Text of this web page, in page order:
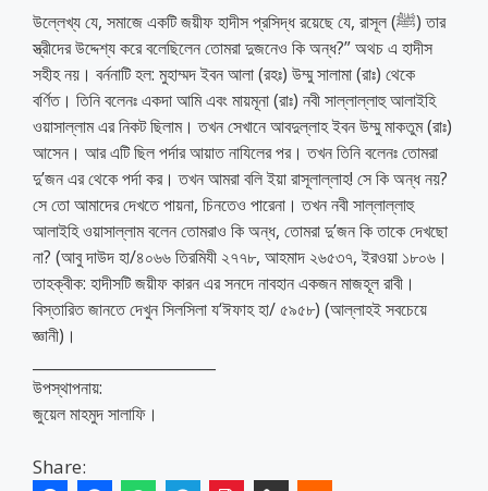
উল্লেখ্য যে, সমাজে একটি জয়ীফ হাদীস প্রসিদ্ধ রয়েছে যে, রাসূল (ﷺ) তার
স্ত্রীদের উদ্দেশ্য করে বলেছিলেন তোমরা দুজনেও কি অন্ধ?” অথচ এ হাদীস
সহীহ নয়। বর্ননাটি হল: মুহাম্মদ ইবন আলা (রহঃ) উম্মু সালামা (রাঃ) থেকে
বর্ণিত। তিনি বলেনঃ একদা আমি এবং মায়মূনা (রাঃ) নবী সাল্লাল্লাহু আলাইহি
ওয়াসাল্লাম এর নিকট ছিলাম। তখন সেখানে আবদুল্লাহ ইবন উম্মু মাকতুম (রাঃ)
আসেন। আর এটি ছিল পর্দার আয়াত নাযিলের পর। তখন তিনি বলেনঃ তোমরা
দু’জন এর থেকে পর্দা কর। তখন আমরা বলি ইয়া রাসূলাল্লাহ! সে কি অন্ধ নয়?
সে তো আমাদের দেখতে পায়না, চিনতেও পারেনা। তখন নবী সাল্লাল্লাহু
আলাইহি ওয়াসাল্লাম বলেন তোমরাও কি অন্ধ, তোমরা দু’জন কি তাকে দেখছো
না? (আবু দাউদ হা/৪০৬৬ তিরমিযী ২৭৭৮, আহমাদ ২৬৫৩৭, ইরওয়া ১৮০৬।
তাহক্বীক: হাদীসটি জয়ীফ কারন এর সনদে নাবহান একজন মাজহূল রাবী।
বিস্তারিত জানতে দেখুন সিলসিলা য‘ঈফাহ হা/ ৫৯৫৮) (আল্লাহই সবচেয়ে
জ্ঞানী)।
উপস্থাপনায়:
জুয়েল মাহমুদ সালাফি।
Share: